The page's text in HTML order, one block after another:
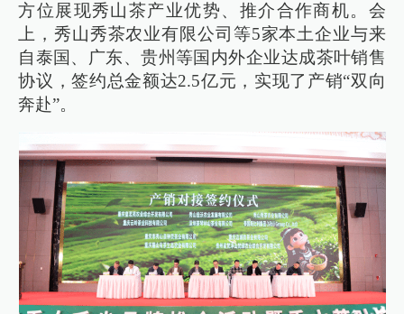
方位展现秀山茶产业优势、推介合作商机。会
上，秀山秀茶农业有限公司等5家本土企业与来
自泰国、广东、贵州等国内外企业达成茶叶销售
协议，签约总金额达2.5亿元，实现了产销“双向
奔赴”。